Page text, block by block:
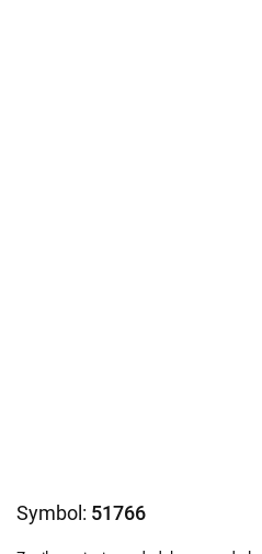
Symbol: 51766